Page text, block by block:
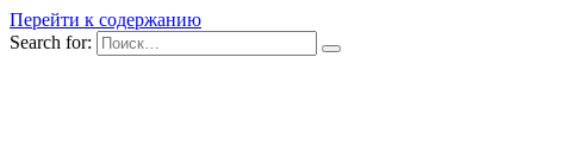
Перейти к содержанию
Search for: